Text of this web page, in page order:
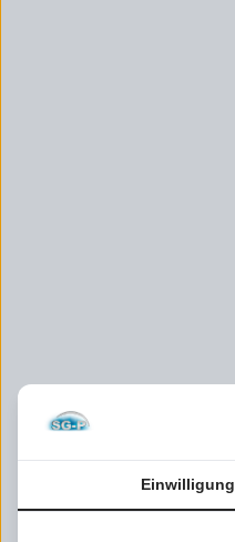
Einwilligung